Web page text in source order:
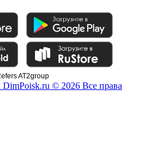
AT2group
© 2026 Все права